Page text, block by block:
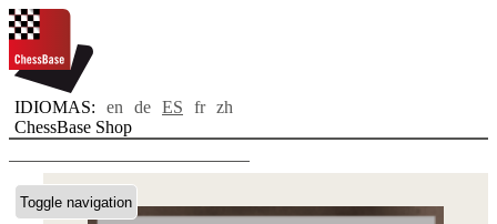
IDIOMAS: en de ES fr zh
ChessBase Shop
Toggle navigation